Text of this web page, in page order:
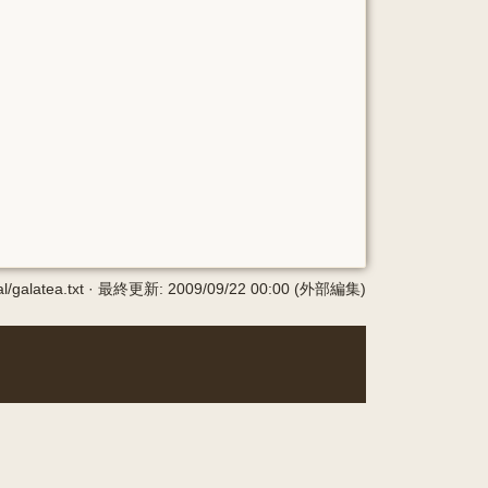
galatea.txt · 最終更新: 2009/09/22 00:00 (外部編集)